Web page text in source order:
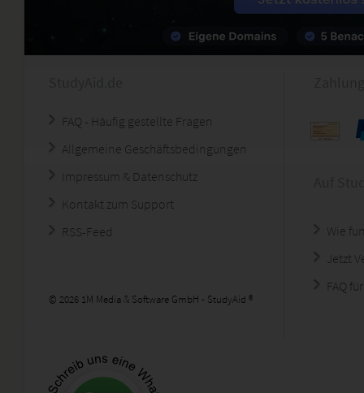
FAQ - Häufig gestellte Fragen
Allgemeine Geschäftsbedingungen
Impressum & Datenschutz
Kontakt zum Support
RSS-Feed
© 2026 1M Media & Software GmbH - StudyAid ®
Wie
Jetzt
FAQ